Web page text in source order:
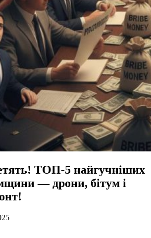
ТОП-5 найгучніших
— дрони, бітум і